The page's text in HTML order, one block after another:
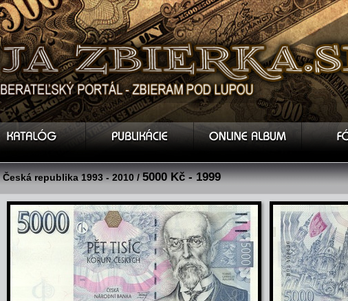
Česká republika 1993 - 2010 /5000 Kč - 1999